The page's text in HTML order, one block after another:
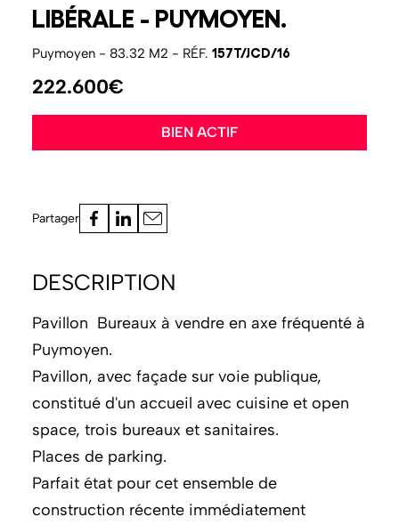
LIBÉRALE - PUYMOYEN.
Puymoyen - 83.32 M2 - RÉF. 157T/JCD/16
222.600€
BIEN ACTIF
Partager
DESCRIPTION
Pavillon Bureaux à vendre en axe fréquenté à
Puymoyen.
Pavillon, avec façade sur voie publique,
constitué d'un accueil avec cuisine et open
space, trois bureaux et sanitaires.
Places de parking.
Parfait état pour cet ensemble de
construction récente immédiatement